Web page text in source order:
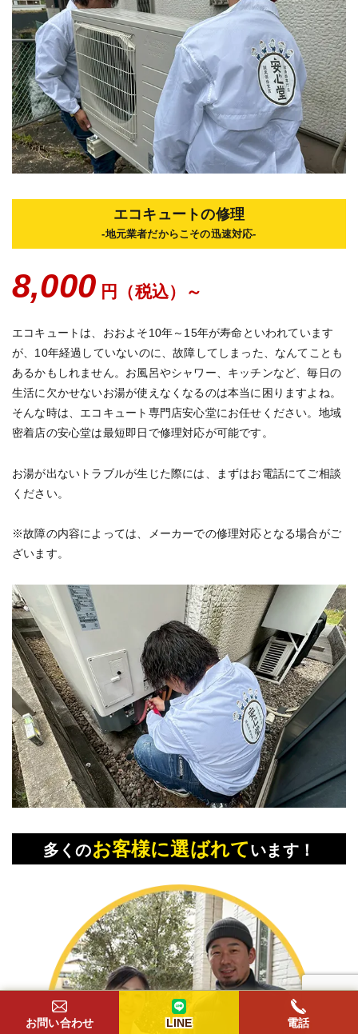
エコキュートの修理
-地元業者だからこその迅速対応-
8,000 円（税込）～
エコキュートは、おおよそ10年～15年が寿命といわれています
が、10年経過していないのに、故障してしまった、なんてことも
あるかもしれません。お風呂やシャワー、キッチンなど、毎日の
生活に欠かせないお湯が使えなくなるのは本当に困りますよね。
そんな時は、エコキュート専門店安心堂にお任せください。地域
密着店の安心堂は最短即日で修理対応が可能です。
お湯が出ないトラブルが生じた際には、まずはお電話にてご相談
ください。
※故障の内容によっては、メーカーでの修理対応となる場合がご
ざいます。
多くのお客様に選ばれています！
お問い合わせ LINE 電話